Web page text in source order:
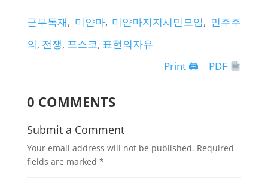
군부독재, 미얀마, 미얀마지지시민모임, 민주주
의, 전쟁, 포스코, 표현의자유
Print 🖨
PDF
0 COMMENTS
Submit a Comment
Your email address will not be published. Required
fields are marked *